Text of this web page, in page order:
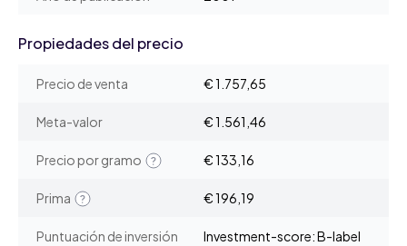
Propiedades del precio
Precio de venta € 1.757,65
Meta-valor € 1.561,46
Precio por gramo € 133,16
Prima € 196,19
Puntuación de inversión Investment-score: B-label